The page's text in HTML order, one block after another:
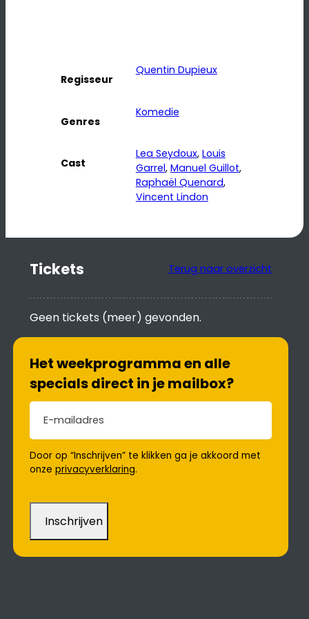
Regisseur
Quentin Dupieux
Genres
Komedie
Cast
Lea Seydoux, Louis
Garrel, Manuel Guillot,
Raphaël Quenard,
Vincent Lindon
Tickets Terug naar overzicht
Geen tickets (meer) gevonden.
Het weekprogramma en alle
specials direct in je mailbox?
E-mailadres
Door op “Inschrijven” te klikken ga je akkoord met
onzeprivacyverklaring.